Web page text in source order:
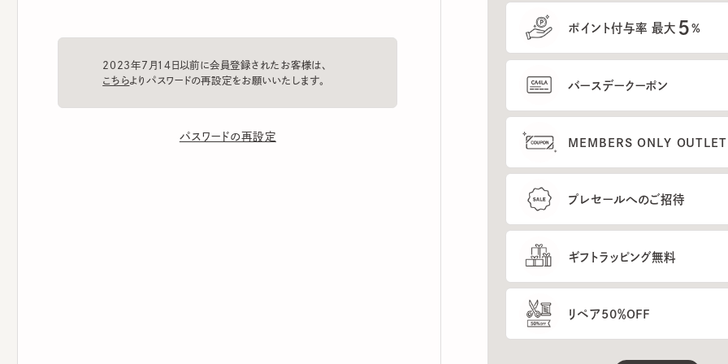
2023年7月14日以前に会員登録されたお客様は、
パスワードの再設定
ポイント付与率 最大 %
バースデークーポン
MEMBERS ONLY OUTLETのご
プレセールへのご招待
ギフトラッピング無料
リペア50％OFF